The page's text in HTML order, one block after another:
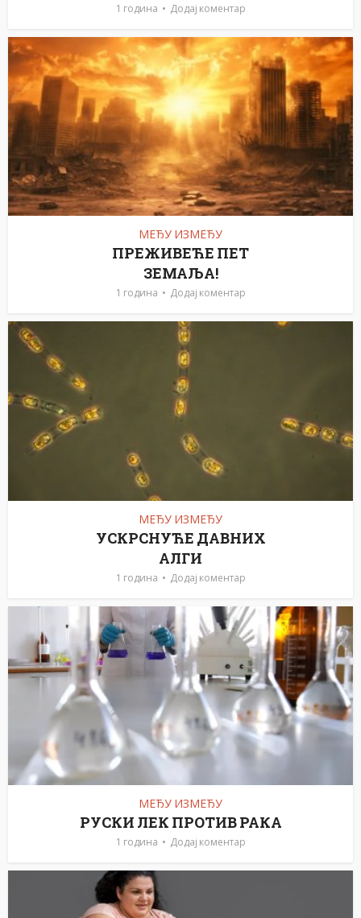
1 година Додај коментар
МЕЂУ ИЗМЕЂУ
ПРЕЖИВЕЋЕ ПЕТ
ЗЕМАЉА!
1 година Додај коментар
МЕЂУ ИЗМЕЂУ
УСКРСНУЋЕ ДАВНИХ
АЛГИ
1 година Додај коментар
МЕЂУ ИЗМЕЂУ
РУСКИ ЛЕК ПРОТИВ РАКА
1 година Додај коментар